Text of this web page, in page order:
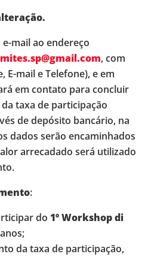
mail ao endereço
, com
E-mail e Telefone), e em
em contato para concluir
taxa de participação
de depósito bancário, na
dados serão encaminhados
arrecadado será utilizado
:
do 1º Workshop di
da taxa de participação,